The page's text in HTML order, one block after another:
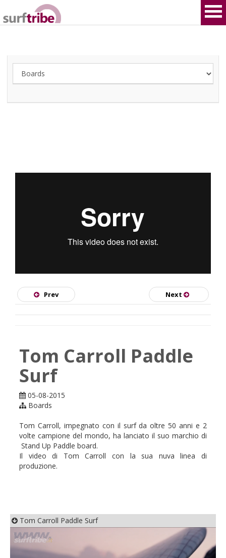
HOME
Prev Next
Tom Carroll Paddle
Surf
05-08-2015
Boards
Tom Carroll, impegnato con il surf da oltre 50 anni e 2
volte campione del mondo, ha lanciato il suo marchio di
Stand Up Paddle board.
Il video di Tom Carroll con la sua nuva linea di
produzione.
Tom Carroll Paddle Surf